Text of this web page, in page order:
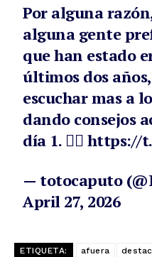
Por alguna
alguna gente
que han estado
últimos dos
escuchar mas a
dando consejos
día 1. 🤷‍♂️ https://
— totocaputo
April 27, 2026
ETIQUETA: afuera